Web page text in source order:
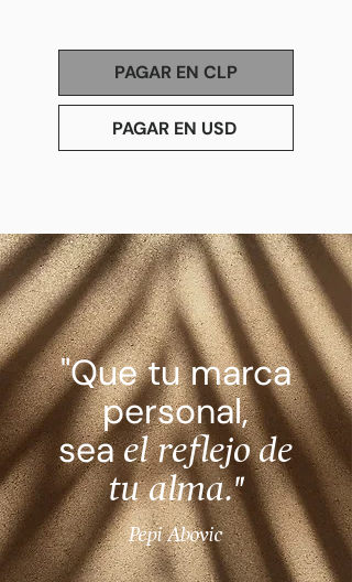
PAGAR EN CLP
PAGAR EN USD
"Que tu marca
personal,
seael reflejo de
tu alma."
Pepi Abovic